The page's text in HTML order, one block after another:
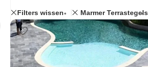
Filters wissen Marmer Terrastegels